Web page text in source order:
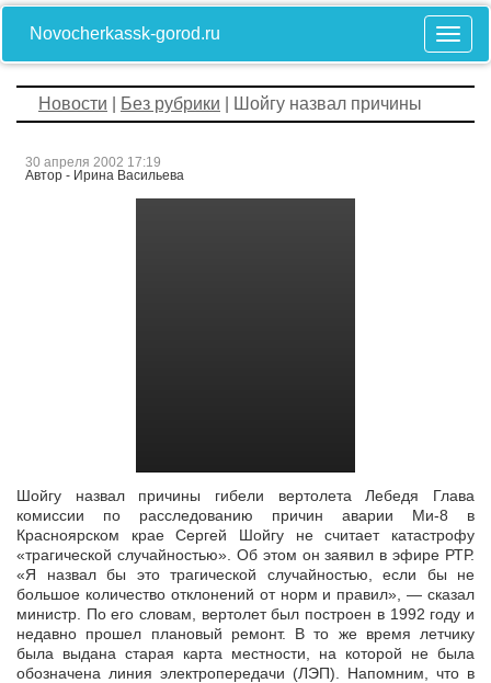
Novocherkassk-gorod.ru
Новости Без рубрики | Шойгу назвал причины
30 апреля 2002 17:19
Автор - Ирина Васильева
Шойгу назвал причины гибели вертолета Лебедя Глава
комиссии по расследованию причин аварии Ми-8 в
Красноярском крае Сергей Шойгу не считает катастрофу
«трагической случайностью». Об этом он заявил в эфире РТР.
«Я назвал бы это трагической случайностью, если бы не
большое количество отклонений от норм и правил», — сказал
министр. По его словам, вертолет был построен в 1992 году и
недавно прошел плановый ремонт. В то же время летчику
была выдана старая карта местности, на которой не была
обозначена линия электропередачи (ЛЭП). Напомним, что в